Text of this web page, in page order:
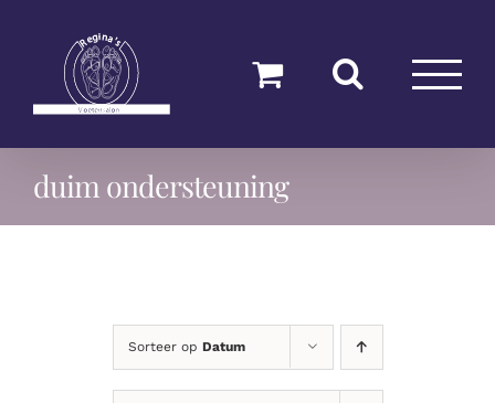
duim ondersteuning
Sorteer op Datum